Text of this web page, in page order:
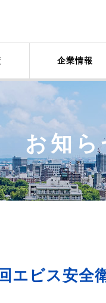
企業情報
お知ら
エビス安全